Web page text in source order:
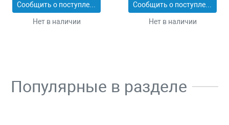
Сообщить о поступлении
Нет в наличии
Сообщить о поступлении
Нет в наличии
Популярные в разделе